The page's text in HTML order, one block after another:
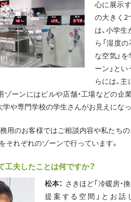
心に展示
の大きく2
は、小学
ら「湿度
な空気」
ーン」と
らには、
ゾーンにはビルや店舗・工場などの企
学や専門学校の学生さんがお見えになっ
用のお客様ではご相談内容や私たち
それぞれのゾーンで行っています。
夫したことは何ですか？
松本： さきほど「冷暖房・
提案する空間」とお話